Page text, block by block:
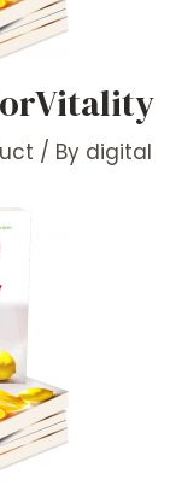
/ By digital